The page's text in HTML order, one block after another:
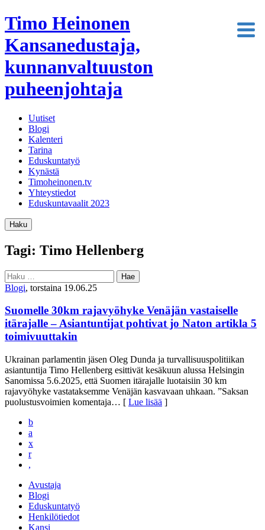
Timo Heinonen
Kansanedustaja,
kunnanvaltuuston
puheenjohtaja
Uutiset
Blogi
Kalenteri
Tarina
Eduskuntatyö
Kynästä
Timoheinonen.tv
Yhteystiedot
Eduskuntavaalit 2023
Haku
Tagi: Timo Hellenberg
Haku:
Blogi, torstaina 19.06.25
Suomelle 30km rajavyöhyke Venäjän vastaiselle
itärajalle – Asiantuntijat pohtivat jo Naton artikla 5
toimivuuttakin
Ukrainan parlamentin jäsen Oleg Dunda ja turvallisuuspolitiikan
asiantuntija Timo Hellenberg esittivät kesäkuun alussa Helsingin
Sanomissa 5.6.2025, että Suomen itärajalle luotaisiin 30 km
rajavyöhyke vastataksemme Venäjän kasvavaan uhkaan. ”Saksan
puolustusvoimien komentaja… [ Lue lisää ]
b
a
x
r
,
Avustaja
Blogi
Eduskuntatyö
Henkilötiedot
Kansi